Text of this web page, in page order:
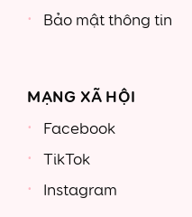
Bảo mật thông tin
MẠNG XÃ HỘI
Facebook
TikTok
Instagram